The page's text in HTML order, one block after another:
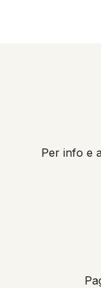
Per info e